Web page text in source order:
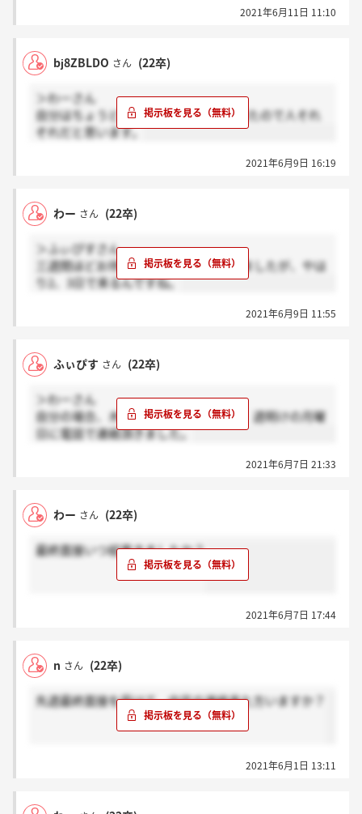
2021年6月11日 11:10
bj8ZBLDO さん (22卒)
＞わーさん
自分はちょうど1週間後に合格の連絡来たので人それ
ぞれだと思います。
2021年6月9日 16:19
わー さん (22卒)
＞ふぃぴすさん
三週間ほどお待ちくださいとお聞きしましたが、やは
り2、3日で来るんですね。
2021年6月9日 11:55
ふぃぴす さん (22卒)
＞わーさん
自分の場合、木曜日に最終面接受けて、週明けの月曜
日に電話で連絡頂きました。
2021年6月7日 21:33
わー さん (22卒)
最終面接いつ結果きましたか？
2021年6月7日 17:44
n さん (22卒)
先週最終面接を受けて、内定の連絡来た方いますか？
2021年6月1日 13:11